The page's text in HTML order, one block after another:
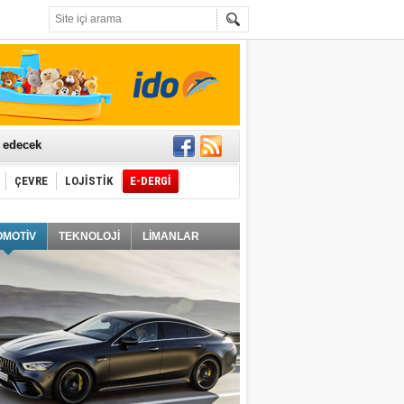
ÇEVRE LOJİSTİK E-DERGİ
TEKNOLOJİ LİMANLAR